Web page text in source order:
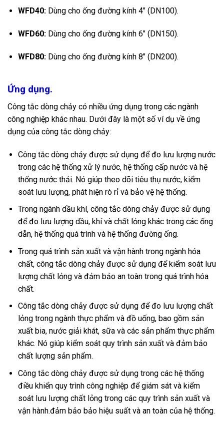
WFD40:Dùng cho ống đường kính 4″(DN100).
WFD60:Dùng cho ống đường kính 6″(DN150).
WFD80:Dùng cho ống đường kính 8″(DN200).
Ứng dụng.
Công tắc dòng chảy có nhiều ứng dụng trong các ngành
công nghiệp khác nhau. Dưới đây là một số ví dụ về ứng
dụng của công tắc dòng chảy:
Công tắc dòng chảy được sử dụng để đo lưu lượng nước
trong các hệ thống xử lý nước, hệ thống cấp nước và hệ
thống nước thải. Nó giúp theo dõi tiêu thụ nước, kiểm
soát lưu lượng, phát hiện rò rỉ và bảo vệ hệ thống.
Trong ngành dầu khí, công tắc dòng chảy được sử dụng
để đo lưu lượng dầu, khí và chất lỏng khác trong các ống
dẫn, hệ thống quá trình và hệ thống đường ống.
Trong quá trình sản xuất và vận hành trong ngành hóa
chất, công tắc dòng chảy được sử dụng để kiểm soát lưu
lượng chất lỏng và đảm bảo an toàn trong quá trình hóa
chất.
Công tắc dòng chảy được sử dụng để đo lưu lượng chất
lỏng trong ngành thực phẩm và đồ uống, bao gồm sản
xuất bia, nước giải khát, sữa và các sản phẩm thực phẩm
khác. Nó giúp kiểm soát quy trình sản xuất và đảm bảo
chất lượng sản phẩm.
Công tắc dòng chảy được sử dụng trong các hệ thống
điều khiển quy trình công nghiệp để giám sát và kiểm
soát lưu lượng chất lỏng trong các quy trình sản xuất và
vận hành.đảm bảo bảo hiệu suất và an toàn của hệ thống.